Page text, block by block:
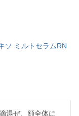
ソ ミルトセラムRN
混ぜ、顔全体に